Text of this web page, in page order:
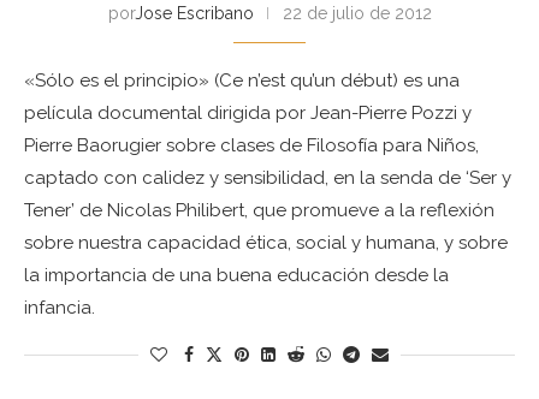
porJose Escribano 22 de julio de 2012
«Sólo es el principio» (Ce n’est qu’un début) es una
película documental dirigida por Jean-Pierre Pozzi y
Pierre Baorugier sobre clases de Filosofía para Niños,
captado con calidez y sensibilidad, en la senda de ‘Ser y
Tener’ de Nicolas Philibert, que promueve a la reflexión
sobre nuestra capacidad ética, social y humana, y sobre
la importancia de una buena educación desde la
infancia.